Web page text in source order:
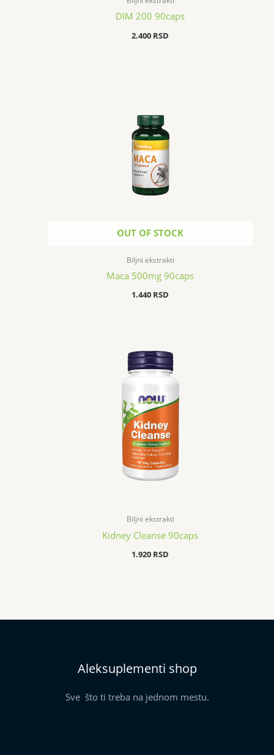
DIM 200 90caps
2.400 RSD
OUT OF STOCK
Biljni ekstrakti
Maca 500mg 90caps
1.440 RSD
Biljni ekstrakti
Kidney Cleanse 90caps
1.920 RSD
Aleksuplementi shop
Sve što ti treba na jednom mestu.